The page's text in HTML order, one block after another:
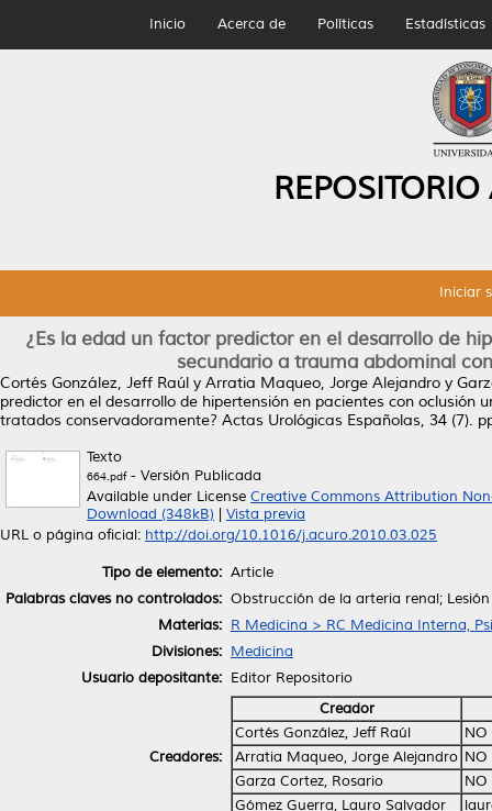
Inicio Acerca de Políticas Estadísticas
Iniciar
¿Es la edad un factor predictor en el desarrollo de
secundario a trauma abdominal
Cortés González, Jeff Raúl y Arratia Maqueo, Jorge Alejandro y
predictor en el desarrollo de hipertensión en pacientes con
tratados conservadoramente? Actas Urológicas Españolas, 34 (7).
Texto
664.pdf- Versión Publicada
Available under License Creative Commons Attribution
Download (348kB)
Vista previa
URL o página oficial: http://doi.org/10.1016/j.acuro.2010.03.025
Tipo de elemento: Article
Palabras claves no controlados: Obstrucción de la arteria renal;
Materias: R Medicina > RC Medicina Interna,
Divisiones: Medicina
Usuario depositante: Editor Repositorio
Creadores:
Creador
Cortés González, Jeff Raúl
NO
Arratia Maqueo, Jorge Alejandro NO
Garza Cortez, Rosario
NO
Gómez Guerra, Lauro Salvador